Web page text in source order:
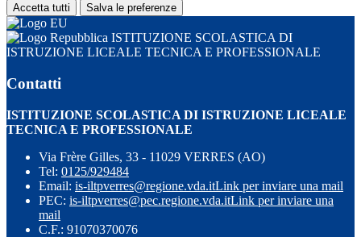
Accetta tutti Salva le preferenze
ISTITUZIONE SCOLASTICA DI
ISTRUZIONE LICEALE TECNICA E PROFESSIONALE
Contatti
ISTITUZIONE SCOLASTICA DI ISTRUZIONE LICEALE
TECNICA E PROFESSIONALE
Via Frère Gilles, 33 - 11029 VERRES (AO)
Tel: 0125/929484
Email: is-iltpverres@regione.vda.itLink per inviare una mail
PEC: is-iltpverres@pec.regione.vda.itLink per inviare una
mail
C.F.: 91070370076